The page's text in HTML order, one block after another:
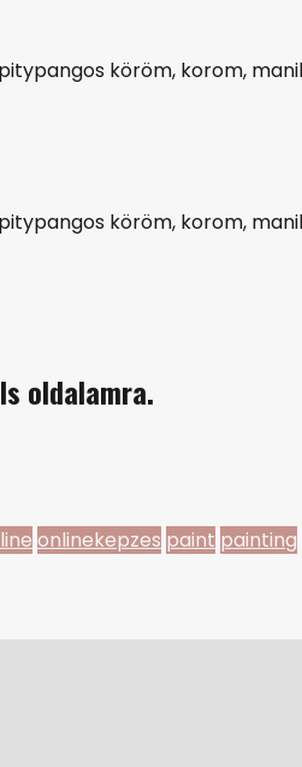
oldalamra.
onlinekepzes paint painting